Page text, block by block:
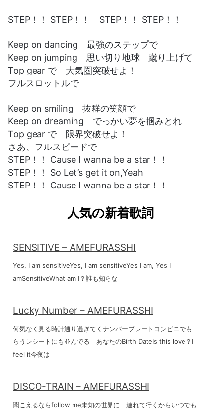
STEP！！ STEP！！ STEP！！ STEP！！
Keep on dancing 最強のステップで
Keep on jumping 思い切り地球 蹴り上げて
Top gear で 大気圏突破せよ！
フルスロットルで
Keep on smiling 抜群の笑顔で
Keep on dreaming でっかい夢を掴みとれ
Top gear で 限界突破せよ！
さあ、フルスピードで
STEP！！ Cause I wanna be a star！！
STEP！！ So Let’s get it on,Yeah
STEP！！ Cause I wanna be a star！！
人気の新着歌詞
SENSITIVE – AMEFURASSHI
Yes, I am sensitiveYes, I am sensitiveYes I am, Yes I
amSensitiveWhat am I？誰も知らな
Lucky Number – AMEFURASSHI
何気なく見る時計通り過ぎてくナンバープレートコンビニでも
らうレシートにも並んでる あなたのBirth DateIs this love？I
feel it今夜は
DISCO-TRAIN – AMEFURASSHI
聞こえるならfollow me未知の世界に 連れて行くからいつでも